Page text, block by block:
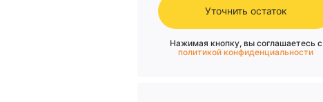
Уточнить остаток
Нажимая кнопку, вы соглашаетесь с
политикой конфиденциальности